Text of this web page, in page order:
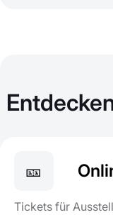
🎫
Tickets für